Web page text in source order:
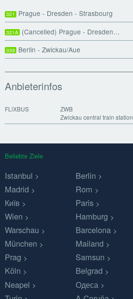
321 Prague - Dresden - Strasbourg
321A (Cancelled) Prague - Dresden…
039 Berlin - Zwickau/Aue
Anbieterinfos
FLiXBUS
ZWB
Zwickau central train station
Beliebte Ziele
Istanbul
Berlin
Madrid
Rom
Київ
Paris
Wien
Hamburg
Warschau
Barcelona
München
Mailand
Prag
Samsun
Köln
Belgrad
Neapel
Одеса